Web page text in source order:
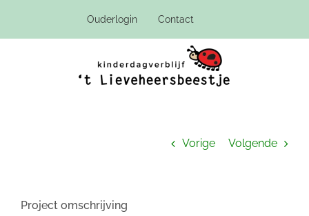
Ouderlogin Contact
Vorige Volgende
Project omschrijving